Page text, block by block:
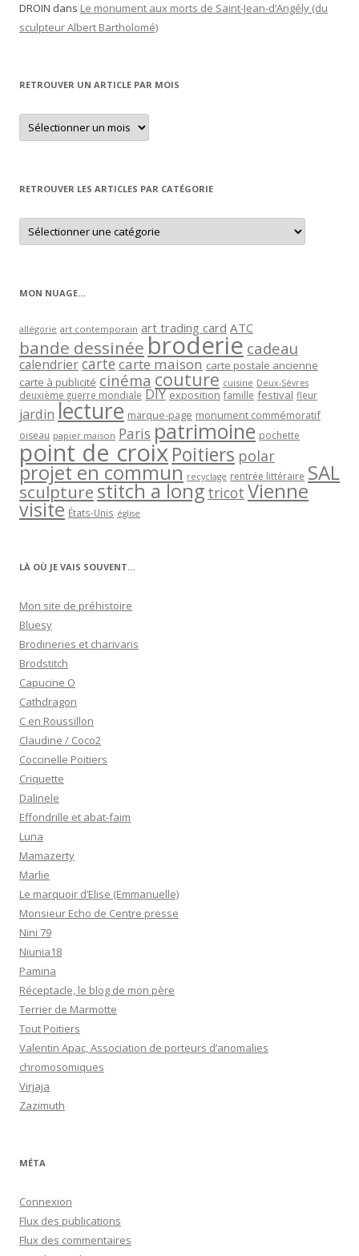
DROIN dans Le monument aux morts de Saint-Jean-d’Angély (du
sculpteur Albert Bartholomé)
RETROUVER UN ARTICLE PAR MOIS
Retrouver
un
article
RETROUVER LES ARTICLES PAR CATÉGORIE
Retrouver
les
articles
MON NUAGE…
allégorie art contemporain art trading card ATC
bande dessinée broderie cadeau
calendriercartecarte maison carte postale ancienne
carte à publicité cinéma couture cuisine Deux-Sèvres
deuxième guerre mondiale DIY exposition famille festival fleur
jardin lecture marque-page monument commémoratif
oiseau papier maison Paris patrimoine pochette
point de croixPoitiers polar
projet en commun recyclage rentrée littéraire SAL
sculpturestitch a long tricot Vienne
visite États-Unis église
LÀ OÙ JE VAIS SOUVENT…
Mon site de préhistoire
Bluesy
Brodineries et charivaris
Brodstitch
Capucine O
Cathdragon
C en Roussillon
Claudine / Coco2
Coccinelle Poitiers
Criquette
Dalinele
Effondrille et abat-faim
Luna
Mamazerty
Marlie
Le marquoir d’Elise (Emmanuelle)
Monsieur Echo de Centre presse
Nini 79
Niunia18
Pamina
Réceptacle, le blog de mon père
Terrier de Marmotte
Tout Poitiers
Valentin Apac, Association de porteurs d’anomalies
chromosomiques
Virjaja
Zazimuth
MÉTA
Connexion
Flux des publications
Flux des commentaires